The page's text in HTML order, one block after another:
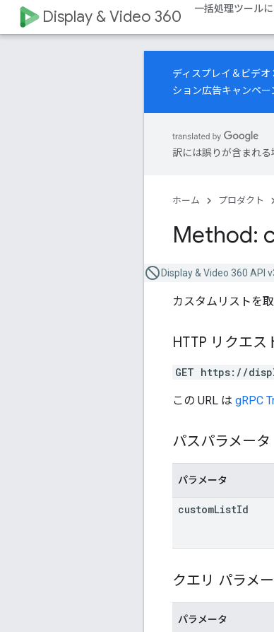
Display & Video 360 一括処理ツール
ディスプレイ＆ビデ
ション広告キャンペー
訳には誤りが含まれる
ホーム プロダクト
Method:
Display & Video 360 API
カスタムリストを取
HTTP リクエス
GET https://
この URL は gRPC
パスパラメータ
パラメータ
customListId
クエリ パラメ
パラメータ